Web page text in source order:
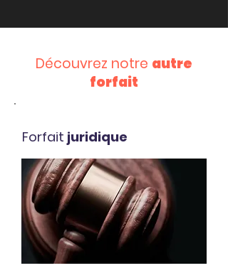
Découvrez notre autre
forfait
Forfait juridique